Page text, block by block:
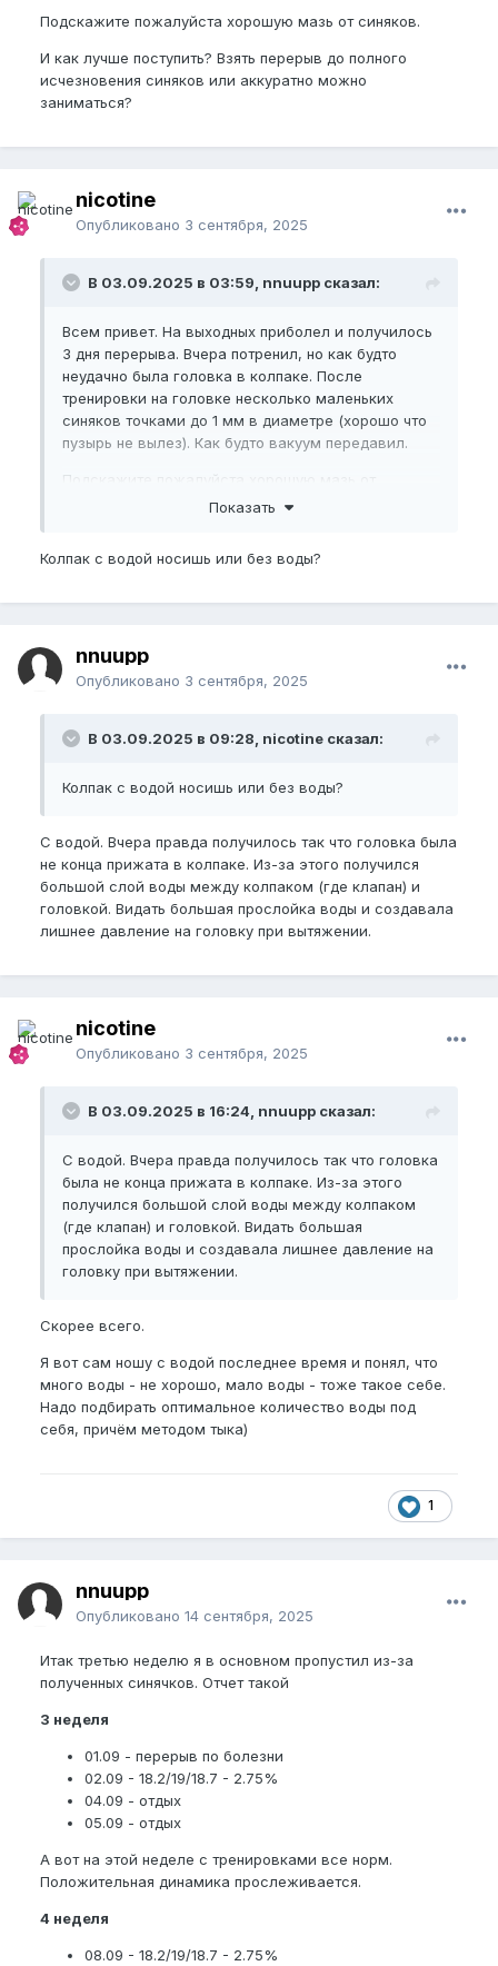
Подскажите пожалуйста хорошую мазь от синяков.
И как лучше поступить? Взять перерыв до полного
исчезновения синяков или аккуратно можно
заниматься?
nicotine
Опубликовано 3 сентября, 2025
В 03.09.2025 в 03:59, nnuupp сказал:
Всем привет. На выходных приболел и получилось
3 дня перерыва. Вчера потренил, но как будто
неудачно была головка в колпаке. После
тренировки на головке несколько маленьких
синяков точками до 1 мм в диаметре (хорошо что
пузырь не вылез). Как будто вакуум передавил.
Подскажите пожалуйста хорошую мазь от
исчезновения синяков или аккуратно можно
Показать
Колпак с водой носишь или без воды?
nnuupp
Опубликовано 3 сентября, 2025
В 03.09.2025 в 09:28, nicotine сказал:
Колпак с водой носишь или без воды?
С водой. Вчера правда получилось так что головка была
не конца прижата в колпаке. Из-за этого получился
большой слой воды между колпаком (где клапан) и
головкой. Видать большая прослойка воды и создавала
лишнее давление на головку при вытяжении.
nicotine
Опубликовано 3 сентября, 2025
В 03.09.2025 в 16:24, nnuupp сказал:
С водой. Вчера правда получилось так что головка
была не конца прижата в колпаке. Из-за этого
получился большой слой воды между колпаком
(где клапан) и головкой. Видать большая
прослойка воды и создавала лишнее давление на
головку при вытяжении.
Скорее всего.
Я вот сам ношу с водой последнее время и понял, что
много воды - не хорошо, мало воды - тоже такое себе.
Надо подбирать оптимальное количество воды под
себя, причём методом тыка)
1
nnuupp
Опубликовано 14 сентября, 2025
Итак третью неделю я в основном пропустил из-за
полученных синячков. Отчет такой
3 неделя
01.09 - перерыв по болезни
02.09 - 18.2/19/18.7 - 2.75%
04.09 - отдых
05.09 - отдых
А вот на этой неделе с тренировками все норм.
Положительная динамика прослеживается.
4 неделя
08.09 - 18.2/19/18.7 - 2.75%